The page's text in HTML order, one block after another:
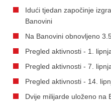
Idući tjedan započinje
Banovini
Na Banovini obnovljeno
Pregled aktivnosti - 1.
Pregled aktivnosti - 7.
Pregled aktivnosti - 14.
Dvije milijarde uloženo na